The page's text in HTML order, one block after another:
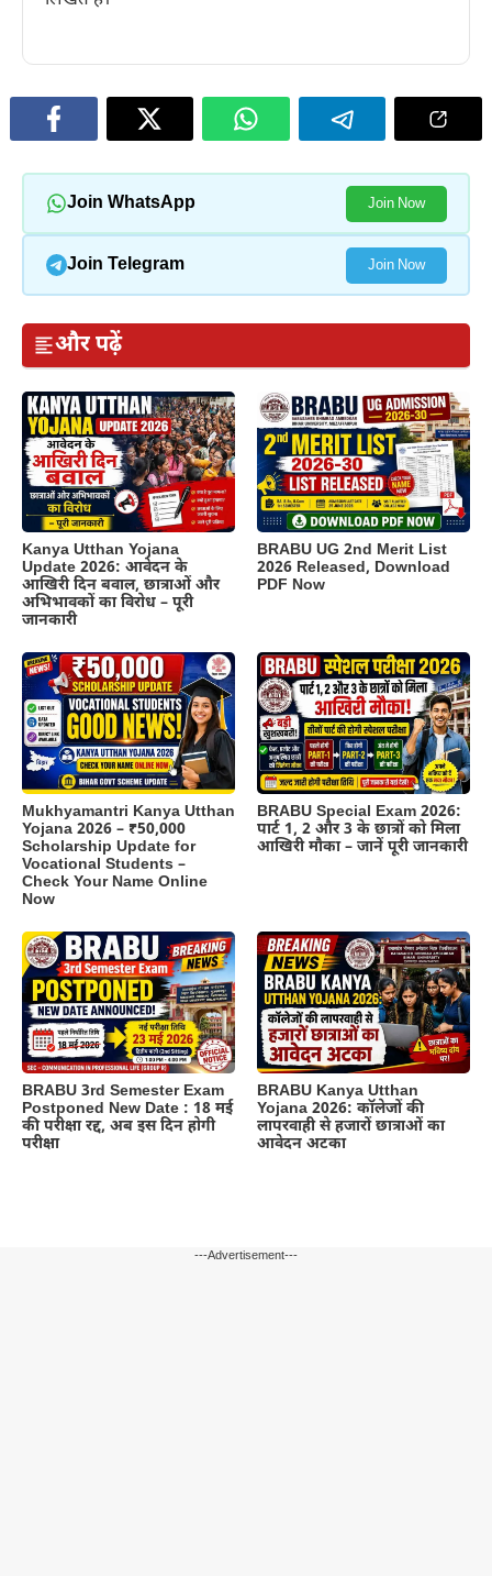
Join WhatsApp Join Now
Join Telegram Join Now
और पढ़ें
Kanya Utthan Yojana
Update 2026: आवेदन के
आखिरी दिन बवाल, छात्राओं और
अभिभावकों का विरोध – पूरी
जानकारी
BRABU UG 2nd Merit List
2026 Released, Download
PDF Now
Mukhyamantri Kanya Utthan
Yojana 2026 – ₹50,000
Scholarship Update for
Vocational Students –
Check Your Name Online
Now
BRABU Special Exam 2026:
पार्ट 1, 2 और 3 के छात्रों को मिला
आखिरी मौका – जानें पूरी जानकारी
BRABU 3rd Semester Exam
Postponed New Date : 18 मई
की परीक्षा रद्द, अब इस दिन होगी
परीक्षा
BRABU Kanya Utthan
Yojana 2026: कॉलेजों की
लापरवाही से हजारों छात्राओं का
आवेदन अटका
---Advertisement---